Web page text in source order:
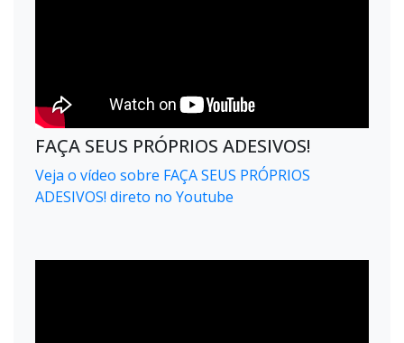
FAÇA SEUS PRÓPRIOS ADESIVOS!
Veja o vídeo sobre FAÇA SEUS PRÓPRIOS
ADESIVOS! direto no Youtube